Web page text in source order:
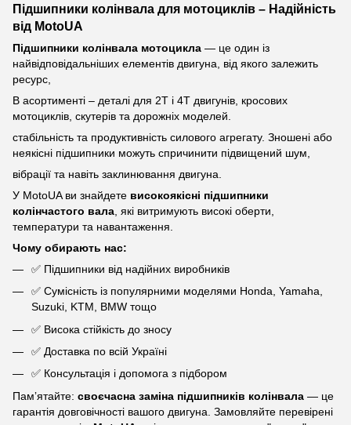
Підшипники колінвала для мотоциклів – Надійність
від MotoUA
Підшипники колінвала мотоцикла — це один із
найвідповідальніших елементів двигуна, від якого залежить
ресурс,
В асортименті – деталі для 2Т і 4Т двигунів, кросових
мотоциклів, скутерів та дорожніх моделей.
стабільність та продуктивність силового агрегату. Зношені або
неякісні підшипники можуть спричинити підвищений шум,
вібрації та навіть заклинювання двигуна.
У MotoUA ви знайдете високоякісні підшипники
колінчастого вала , які витримують високі оберти,
температури та навантаження.
Чому обирають нас:
✅ Підшипники від надійних виробників
✅ Сумісність із популярними моделями Honda, Yamaha,
Suzuki, KTM, BMW тощо
✅ Висока стійкість до зносу
✅ Доставка по всій Україні
✅ Консультація і допомога з підбором
Памʼятайте: своєчасна заміна підшипників колінвала — це
гарантія довговічності вашого двигуна. Замовляйте перевірені